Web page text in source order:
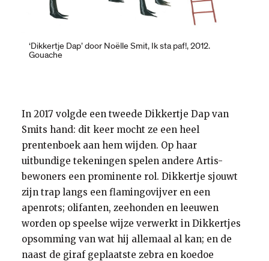
‘Dikkertje Dap’ door Noëlle Smit, Ik sta paf!, 2012.
Gouache
In 2017 volgde een tweede Dikkertje Dap van
Smits hand: dit keer mocht ze een heel
prentenboek aan hem wijden. Op haar
uitbundige tekeningen spelen andere Artis-
bewoners een prominente rol. Dikkertje sjouwt
zijn trap langs een flamingovijver en een
apenrots; olifanten, zeehonden en leeuwen
worden op speelse wijze verwerkt in Dikkertjes
opsomming van wat hij allemaal al kan; en de
naast de giraf geplaatste zebra en koedoe